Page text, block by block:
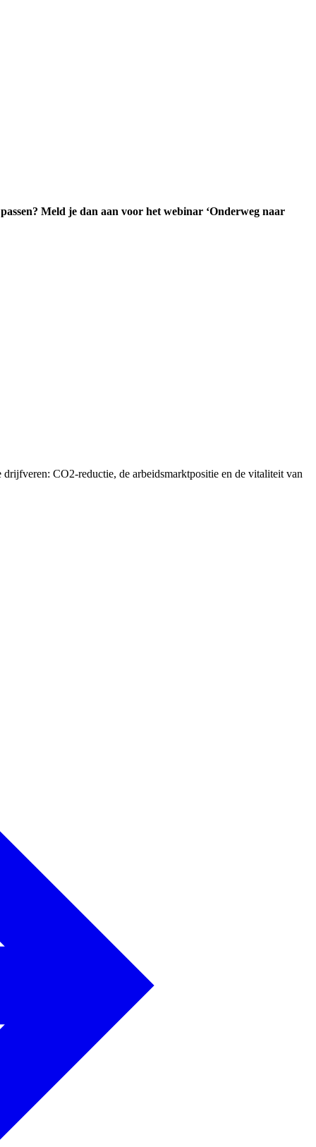
Meld je dan aan voor het webinar ‘Onderweg naar
CO2-reductie, de arbeidsmarktpositie en de vitaliteit van